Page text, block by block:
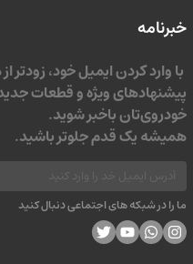
خبرنامه
با وارد کردن ایمیل خود، زودتر
پیشنهادهای ویژه و قطعات
خودروی‌تان باخبر شوید.
همیشه یک قدم جلوتر باشید.
ما را در شبکه های اجتماعی دنبال کنید